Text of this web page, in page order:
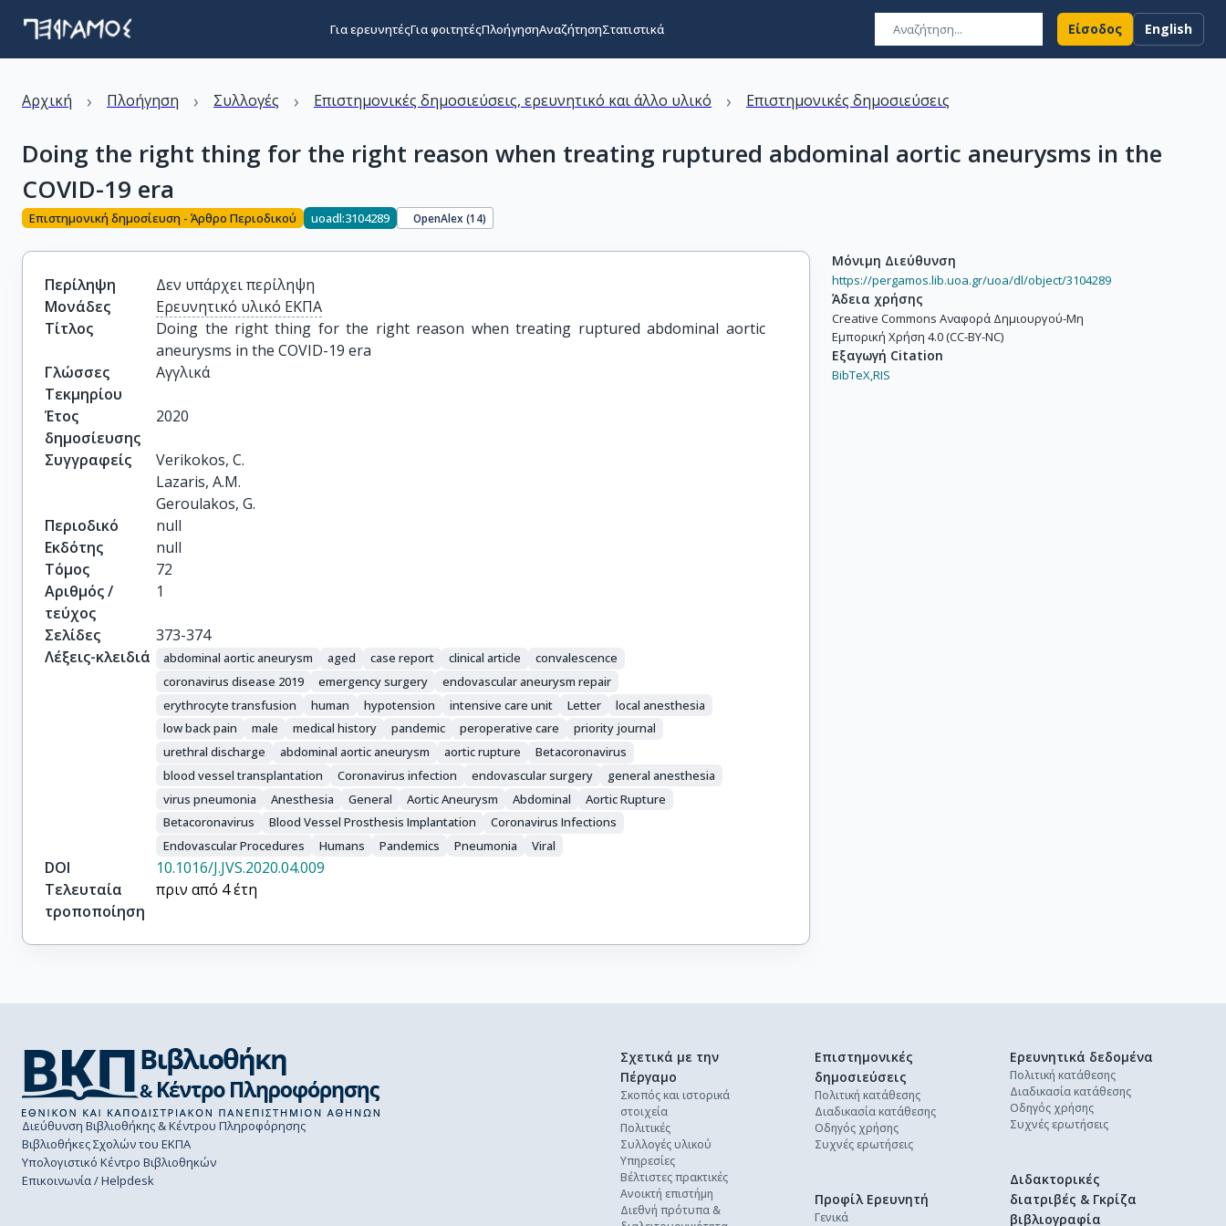
Για ερευνητέςΓια φοιτητέςΠλοήγησηΑναζήτησηΣτατιστικά Είσοδος English
Αρχική › Πλοήγηση › Συλλογές › Επιστημονικές δημοσιεύσεις, ερευνητικό και άλλο υλικό › Επιστημονικές δημοσιεύσεις
Doing the right thing for the right reason when treating ruptured abdominal aortic aneurysms in the
COVID-19 era
Επιστημονική δημοσίευση - Άρθρο Περιοδικού uoadl:3104289 OpenAlex (14)
Περίληψη
Δεν υπάρχει περίληψη
Μονάδες
Ερευνητικό υλικό ΕΚΠΑ
Τίτλος
Doing the right thing for the right reason when treating ruptured abdominal aortic
aneurysms in the COVID-19 era
Γλώσσες
Τεκμηρίου
Αγγλικά
Έτος
δημοσίευσης
2020
Συγγραφείς
Verikokos, C.
Lazaris, A.M.
Geroulakos, G.
Περιοδικό
null
Εκδότης
null
Τόμος
72
Αριθμός /
τεύχος
1
Σελίδες
373-374
Λέξεις-κλειδιά
abdominal aortic aneurysm aged case report clinical article
convalescence
coronavirus disease 2019
emergency surgery
endovascular aneurysm repair
erythrocyte transfusion
human hypotension intensive care unit Letter
local anesthesia
low back pain
male medical history pandemic peroperative care
priority journal
urethral discharge
abdominal aortic aneurysm aortic rupture
Betacoronavirus
blood vessel transplantation
Coronavirus infection endovascular surgery
general anesthesia
virus pneumonia
Anesthesia General Aortic Aneurysm Abdominal
Aortic Rupture
Betacoronavirus
Blood Vessel Prosthesis Implantation
Coronavirus Infections
Endovascular Procedures
Humans Pandemics Pneumonia Viral
DOI
10.1016/J.JVS.2020.04.009
Τελευταία
τροποποίηση
πριν από 4 έτη
Μόνιμη Διεύθυνση
https://pergamos.lib.uoa.gr/uoa/dl/object/3104289
Άδεια χρήσης
Creative Commons Αναφορά Δημιουργού-Μη
Εμπορική Χρήση 4.0 (CC-BY-NC)
Εξαγωγή Citation
BibTeX,RIS
Διεύθυνση Βιβλιοθήκης & Κέντρου Πληροφόρησης
Βιβλιοθήκες Σχολών του ΕΚΠΑ
Υπολογιστικό Κέντρο Βιβλιοθηκών
Επικοινωνία / Helpdesk
Σχετικά με την
Πέργαμο
Σκοπός και ιστορικά
στοιχεία
Πολιτικές
Συλλογές υλικού
Υπηρεσίες
Βέλτιστες πρακτικές
Ανοικτή επιστήμη
Διεθνή πρότυπα &
Επιστημονικές
δημοσιεύσεις
Πολιτική κατάθεσης
Διαδικασία κατάθεσης
Οδηγός χρήσης
Συχνές ερωτήσεις
Ερευνητικά δεδομένα
Πολιτική κατάθεσης
Διαδικασία κατάθεσης
Οδηγός χρήσης
Συχνές ερωτήσεις
Διδακτορικές
διατριβές & Γκρίζα
βιβλιογραφία
Προφίλ Ερευνητή
Γενικά